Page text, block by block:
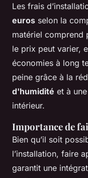
Les frais
euros selon la
matériel comprend
le prix peut varier,
économies à long
peine grâce à la
d'humidité et à
intérieur.
Importance de
Bien qu’il soit
l’installation, faire
garantit une